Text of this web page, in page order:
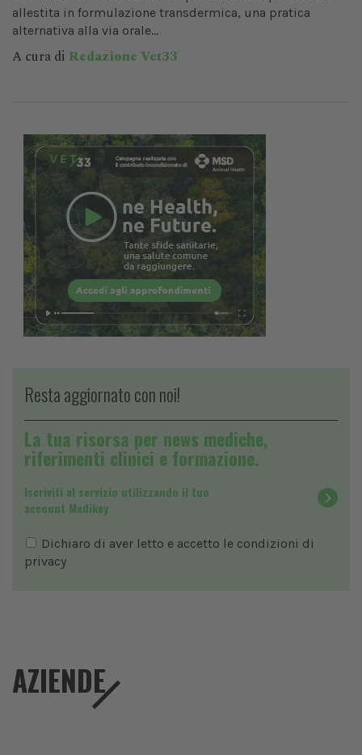
allestita in formulazione transdermica, una pratica
alternativa alla via orale...
A cura di Redazione Vet33
Resta aggiornato con noi!
La tua risorsa per news mediche,
riferimenti clinici e formazione.
Iscriviti al servizio utilizzando il tuo
account Medikey
Dichiaro di aver letto e accetto le condizioni di
privacy
AZIENDE